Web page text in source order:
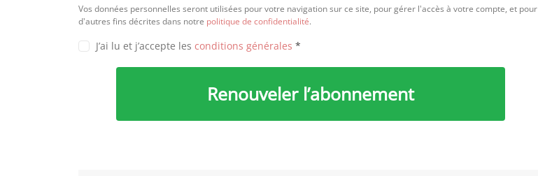
Vos données personnelles seront utilisées pour votre navigation sur ce site, pour gérer l'accès à votre compte, et pour
d'autres fins décrites dans notre politique de confidentialité.
J’ai lu et j’accepte les conditions générales *
Renouveler l’abonnement